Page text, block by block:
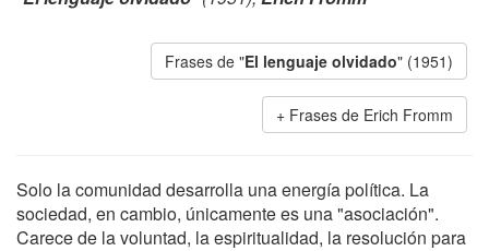
Frases de "El lenguaje olvidado" (1951)
Frases de Erich Fromm
Solo la comunidad desarrolla una energía política. La
sociedad, en cambio, únicamente es una "asociación".
Carece de la voluntad, la espiritualidad, la resolución para